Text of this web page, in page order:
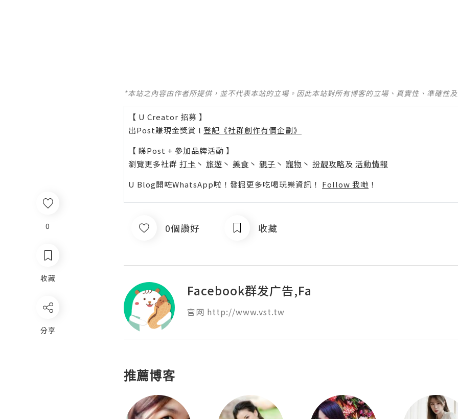
0
收藏
分享
*本站之內容由作者所提供，並不代表本站的立場。因此本站對所有博客的立場、真實性、準確性
【 U Creator 招募 】
出Post賺現金獎賞 l 登記《社群創作有價企劃》
【 睇Post + 參加品牌活動 】
瀏覽更多社群 打卡 丶 旅遊 丶 美食 丶 親子 丶 寵物 丶 扮靚攻略及 活動情報
U Blog開咗WhatsApp啦！發掘更多吃喝玩樂資訊！ Follow 我哋 ！
0個讚好 收藏
Facebook群发广告,Fa
官网 http://www.vst.tw
推薦博客